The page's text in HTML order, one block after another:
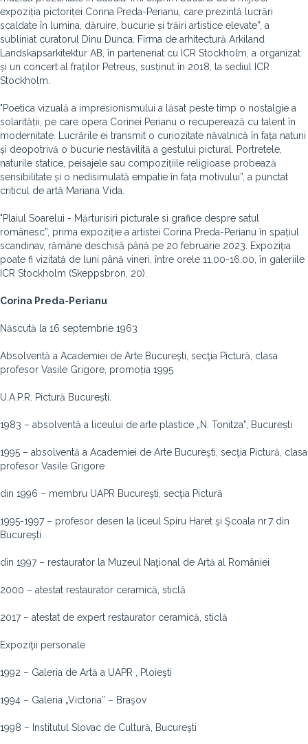
expoziția pictoriței Corina Preda-Perianu, care prezintă lucrări
scaldate în lumina, dăruire, bucurie și trăiri artistice elevate”, a
subliniat curatorul Dinu Dunca. Firma de arhitectură Arkiland
Landskapsarkitektur AB, în parteneriat cu ICR Stockholm, a organizat
și un concert al fraților Petreuș, susținut în 2018, la sediul ICR
Stockholm.
"Poetica vizuală a impresionismului a lăsat peste timp o nostalgie a
solarității, pe care opera Corinei Perianu o recuperează cu talent în
modernitate. Lucrările ei transmit o curiozitate năvalnică în fața naturii
și deopotrivă o bucurie nestăvilită a gestului pictural. Portretele,
naturile statice, peisajele sau compozițiile religioase probează
sensibilitate și o nedisimulată empatie în fața motivului”, a punctat
criticul de artă Mariana Vida.
"Plaiul Soarelui - Mărturisiri picturale si grafice despre satul
românesc”, prima expoziție a artistei Corina Preda-Perianu în spațiul
scandinav, rămâne deschisă până pe 20 februarie 2023. Expoziția
poate fi vizitată de luni până vineri, între orele 11.00-16.00, în galeriile
ICR Stockholm (Skeppsbron, 20).
Corina Preda-Perianu
Născută la 16 septembrie 1963
Absolventă a Academiei de Arte Bucureşti, secţia Pictură, clasa
profesor Vasile Grigore, promoția 1995
U.A.P.R. Pictură București.
1983 – absolventă a liceului de arte plastice „N. Tonitza”, București
1995 – absolventă a Academiei de Arte Bucureşti, secţia Pictură, clasa
profesor Vasile Grigore
din 1996 – membru UAPR Bucureşti, secţia Pictură
1995-1997 – profesor desen la liceul Spiru Haret şi Şcoala nr.7 din
Bucureşti
din 1997 – restaurator la Muzeul Naţional de Artă al României
2000 – atestat restaurator ceramică, sticlă
2017 – atestat de expert restaurator ceramică, sticlă
Expoziţii personale
1992 – Galeria de Artă a UAPR , Ploieşti
1994 – Galeria „Victoria” – Braşov
1998 – Institutul Slovac de Cultură, Bucureşti